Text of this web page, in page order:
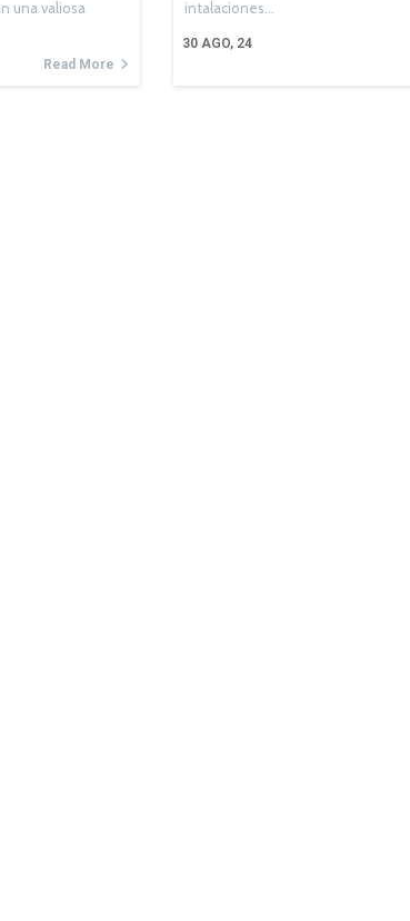
una valiosa
Read More
30 AGO, 24
intalaciones…